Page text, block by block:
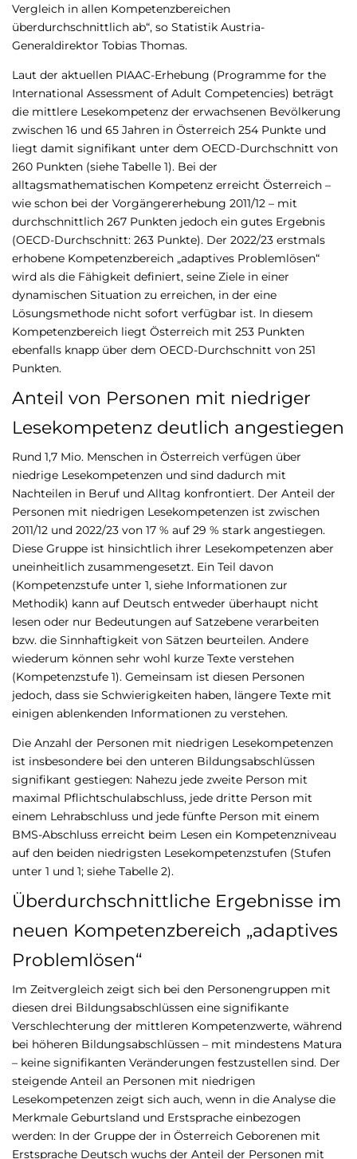
Vergleich in allen Kompetenzbereichen
überdurchschnittlich ab“, so Statistik Austria-
Generaldirektor Tobias Thomas.
Laut der aktuellen PIAAC-Erhebung (Programme for the
International Assessment of Adult Competencies) beträgt
die mittlere Lesekompetenz der erwachsenen Bevölkerung
zwischen 16 und 65 Jahren in Österreich 254 Punkte und
liegt damit signifikant unter dem OECD-Durchschnitt von
260 Punkten (siehe Tabelle 1). Bei der
alltagsmathematischen Kompetenz erreicht Österreich –
wie schon bei der Vorgängererhebung 2011/12 – mit
durchschnittlich 267 Punkten jedoch ein gutes Ergebnis
(OECD-Durchschnitt: 263 Punkte). Der 2022/23 erstmals
erhobene Kompetenzbereich „adaptives Problemlösen“
wird als die Fähigkeit definiert, seine Ziele in einer
dynamischen Situation zu erreichen, in der eine
Lösungsmethode nicht sofort verfügbar ist. In diesem
Kompetenzbereich liegt Österreich mit 253 Punkten
ebenfalls knapp über dem OECD-Durchschnitt von 251
Punkten.
Anteil von Personen mit niedriger
Lesekompetenz deutlich angestiegen
Rund 1,7 Mio. Menschen in Österreich verfügen über
niedrige Lesekompetenzen und sind dadurch mit
Nachteilen in Beruf und Alltag konfrontiert. Der Anteil der
Personen mit niedrigen Lesekompetenzen ist zwischen
2011/12 und 2022/23 von 17 % auf 29 % stark angestiegen.
Diese Gruppe ist hinsichtlich ihrer Lesekompetenzen aber
uneinheitlich zusammengesetzt. Ein Teil davon
(Kompetenzstufe unter 1, siehe Informationen zur
Methodik) kann auf Deutsch entweder überhaupt nicht
lesen oder nur Bedeutungen auf Satzebene verarbeiten
bzw. die Sinnhaftigkeit von Sätzen beurteilen. Andere
wiederum können sehr wohl kurze Texte verstehen
(Kompetenzstufe 1). Gemeinsam ist diesen Personen
jedoch, dass sie Schwierigkeiten haben, längere Texte mit
einigen ablenkenden Informationen zu verstehen.
Die Anzahl der Personen mit niedrigen Lesekompetenzen
ist insbesondere bei den unteren Bildungsabschlüssen
signifikant gestiegen: Nahezu jede zweite Person mit
maximal Pflichtschulabschluss, jede dritte Person mit
einem Lehrabschluss und jede fünfte Person mit einem
BMS-Abschluss erreicht beim Lesen ein Kompetenzniveau
auf den beiden niedrigsten Lesekompetenzstufen (Stufen
unter 1 und 1; siehe Tabelle 2).
Überdurchschnittliche Ergebnisse im
neuen Kompetenzbereich „adaptives
Problemlösen“
Im Zeitvergleich zeigt sich bei den Personengruppen mit
diesen drei Bildungsabschlüssen eine signifikante
Verschlechterung der mittleren Kompetenzwerte, während
bei höheren Bildungsabschlüssen – mit mindestens Matura
– keine signifikanten Veränderungen festzustellen sind. Der
steigende Anteil an Personen mit niedrigen
Lesekompetenzen zeigt sich auch, wenn in die Analyse die
Merkmale Geburtsland und Erstsprache einbezogen
werden: In der Gruppe der in Österreich Geborenen mit
Erstsprache Deutsch wuchs der Anteil der Personen mit